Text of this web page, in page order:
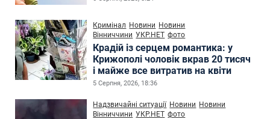
Кримінал Новини Новини
Вінниччини УКР.НЕТ фото
Крадій із серцем романтика: у
Крижополі чоловік вкрав 20 тисяч
і майже все витратив на квіти
5 Серпня, 2026, 18:36
Надзвичайні ситуації Новини Новини
Вінниччини УКР.НЕТ фото